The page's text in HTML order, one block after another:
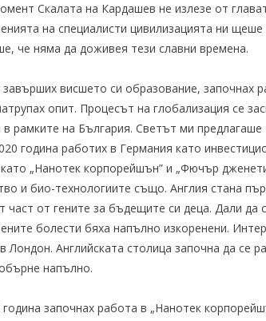
Скалата на Кардашев не излезе от
на специалисти цивилизацията ни
че няма да доживея тези славни времена.
висшето си образование, започнах
опит. Процесът на глобализация се
рамките на България. Светът ми
година работих в Германия като
„Нанотек корпорейшън” и „Фючър
и био-технологиите също. Англия стана
част от гените за бъдещите си деца. Дали да
болести бяха напълно изкоренени.
Лондон. Английската столица започна да се
напълно.
започнах работа в „Нанотек